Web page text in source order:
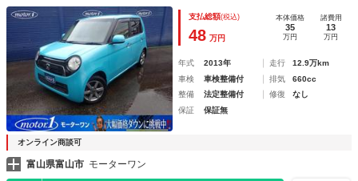
後ドラレコ オートクルーズ 横滑り防止装置 プッシュスタ
ート 純正１４インチアルミ オートエアコン Ｂｌｕｅｔｏ
ｏｔｈ
支払総額(税込)
48 万円
本体価格
35
万円
諸費用
13
万円
年式 2013年 走行
12.9万km
車検
車検整備付 排気
660cc
整備
法定整備付 修復
なし
保証
保証無
オンライン商談可
富山県富山市 モーターワン